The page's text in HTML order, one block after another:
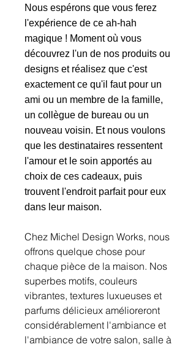
Nous espérons que vous ferez
l'expérience de ce ah-hah
magique ! Moment où vous
découvrez l'un de nos produits ou
designs et réalisez que c'est
exactement ce qu'il faut pour un
ami ou un membre de la famille,
un collègue de bureau ou un
nouveau voisin. Et nous voulons
que les destinataires ressentent
l'amour et le soin apportés au
choix de ces cadeaux, puis
trouvent l'endroit parfait pour eux
dans leur maison.
Chez Michel Design Works, nous
offrons quelque chose pour
chaque pièce de la maison. Nos
superbes motifs, couleurs
vibrantes, textures luxueuses et
parfums délicieux amélioreront
considérablement l'ambiance et
l'ambiance de votre salon, salle à